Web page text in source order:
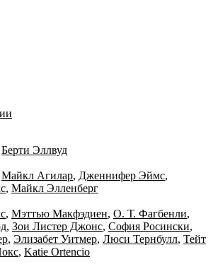
Берти Эллвуд
Майкл Агилар, Дженнифер Эймс,
, Майкл Элленберг
, Мэттью Макфэдиен, О. Т. Фагбенли,
, Зои Листер Джонс, София Росински,
, Элизабет Уитмер, Люси Тернбулл, Тейт
, Katie Ortencio